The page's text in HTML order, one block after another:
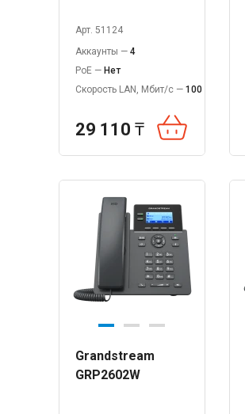
Арт. 51124
Аккаунты — 4
PoE — Нет
Скорость LAN, Мбит/с — 100
29 110 ₸
Grandstream
GRP2602W